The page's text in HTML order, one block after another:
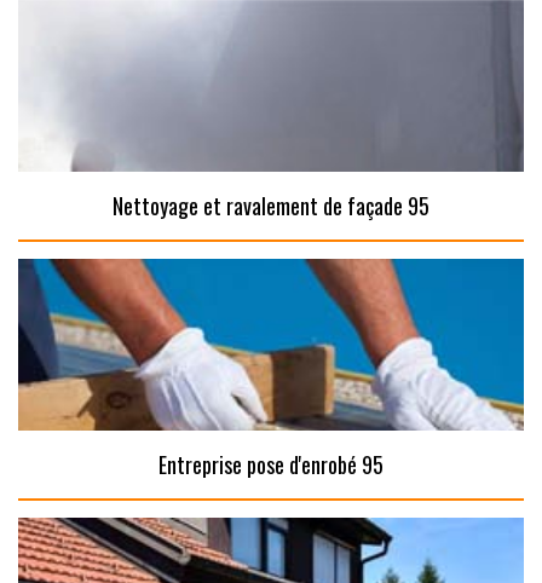
Nettoyage et ravalement de façade 95
Entreprise pose d'enrobé 95